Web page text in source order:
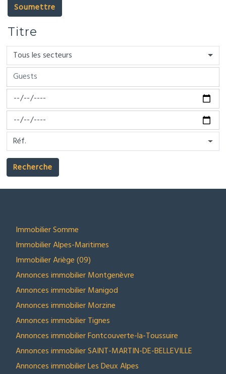
Soumettre
Titre
Tous les secteurs
Réf.
Recherche
Immobilier Somme
Immobilier Alpes-Maritimes
Immobilier Ariège (09)
Annonces immobilier Montgenèvre
Annonces immobilier Manigod
Annonces immobilier Morzine
Annonces immobilier Tignes
Annonces immobilier Fontcouverte-la-Toussuire
Annonces immobilier SAINT-MARTIN-DE-BELLEVILLE
Annonces immobilier Les Deux Alpes